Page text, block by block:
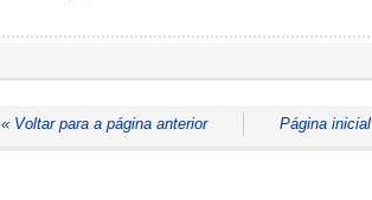
« Voltar para a página anterior Página inicial